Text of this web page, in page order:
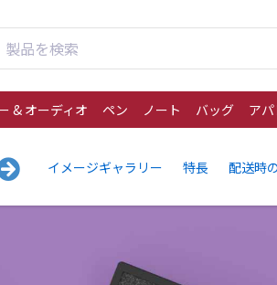
& オーディオ ペン ノート バッグ ア
イメージギャラリー 特長 配送時